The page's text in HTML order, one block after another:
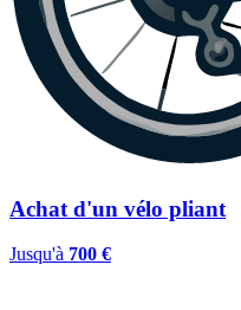
Achat d'un vélo pliant
Jusqu'à 700 €